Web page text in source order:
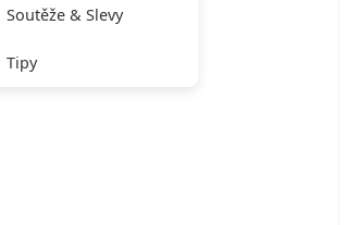
Soutěže & Slevy
Tipy